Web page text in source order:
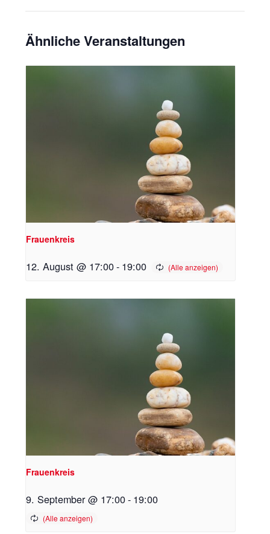
Ähnliche Veranstaltungen
Frauenkreis
12. August @ 17:00- 19:00
Frauenkreis
9. September @ 17:00- 19:00